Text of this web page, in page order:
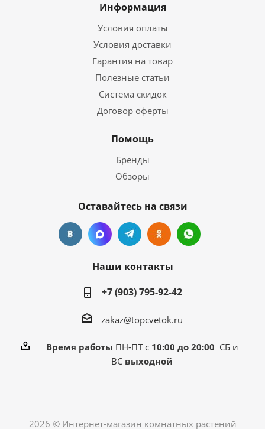
Информация
Условия оплаты
Условия доставки
Гарантия на товар
Полезные статьи
Система скидок
Договор оферты
Помощь
Бренды
Обзоры
Оставайтесь на связи
Наши контакты
+7 (903) 795-92-42
zakaz@topcvetok.ru
Время работы ПН-ПТ с 10:00 до 20:00 СБ и
ВС выходной
2026 © Интернет-магазин комнатных растений